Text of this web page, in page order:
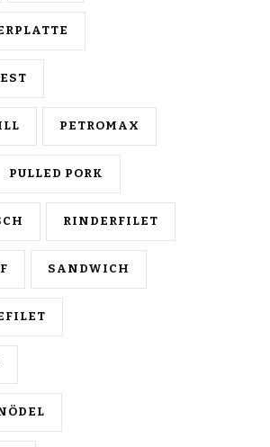
PETROMAX
PULLED PORK
RINDERFILET
SANDWICH